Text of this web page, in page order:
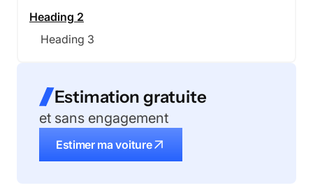
Heading 2
Heading 3
Estimation gratuite
et sans engagement
Estimer ma voiture